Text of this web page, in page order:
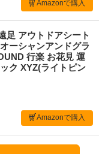
Amazonで購入
足 アウトドアシート
ーシャンアンドグラ
行楽 お花見 運
ク XYZ(ライトピン
Amazonで購入